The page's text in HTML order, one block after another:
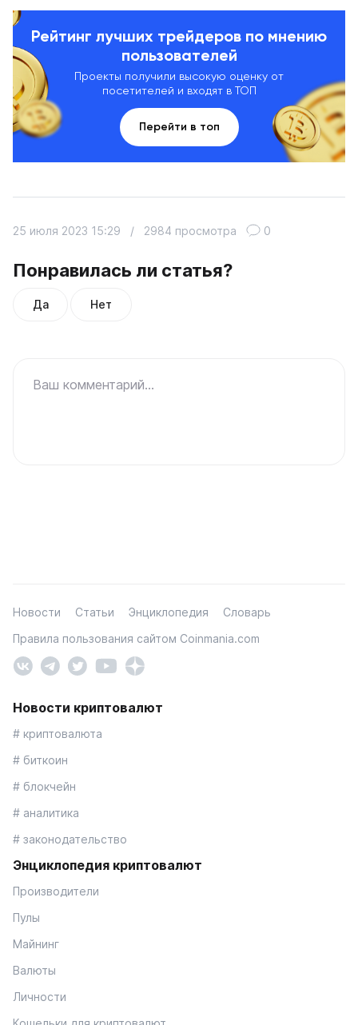
Рейтинг лучших трейдеров по мнению
пользователей
Проекты получили высокую оценку от
посетителей и входят в ТОП
Перейти в топ
Понравилась ли статья?
Да Нет
25 июля 2023 15:29 / 2984 просмотра 0
Ваш комментарий...
Новости Статьи Энциклопедия
Словарь
Правила пользования сайтом Coinmania.com
Новости криптовалют
# криптовалюта
# биткоин
# блокчейн
# аналитика
# законодательство
Энциклопедия криптовалют
Производители
Пулы
Майнинг
Валюты
Личности